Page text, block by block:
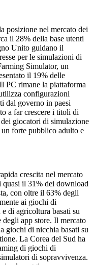
posizione nel mercato dei
il 28% della base utenti
Unito guidano il
per le simulazioni di
Simulator, un
il 19% delle
PC rimane la piattaforma
configurazioni
dal governo in paesi
a far crescere i titoli di
giocatori di simulazione
forte pubblico adulto e
crescita nel mercato
quasi il 31% dei download
con oltre il 63% degli
ai giochi di
di agricoltura basati su
app store. Il mercato
giochi di nicchia basati su
La Corea del Sud ha
di giochi di
di sopravvivenza.